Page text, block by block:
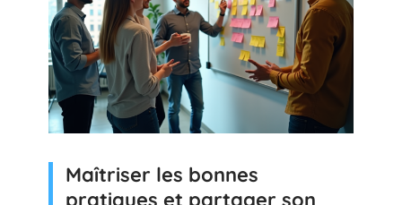
Maîtriser les bonnes
pratiques et partager son